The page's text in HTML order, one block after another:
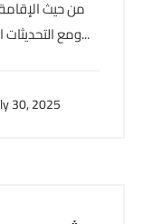
من حيث
ومع التحديثات القانونية والإجراءات الإدارية التي دخلت...
30, 2025